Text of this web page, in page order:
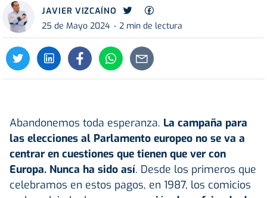
JAVIER VIZCAÍNO
25 de Mayo 2024
2 min de lectura
Abandonemos toda esperanza. La campaña para
las elecciones al Parlamento europeo no se va a
centrar en cuestiones que tienen que ver con
Europa. Nunca ha sido así. Desde los primeros que
celebramos en estos pagos, en 1987, los comicios